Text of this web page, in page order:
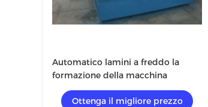
Automatico lamini a freddo la
formazione della macchina
Ottenga il migliore prezzo